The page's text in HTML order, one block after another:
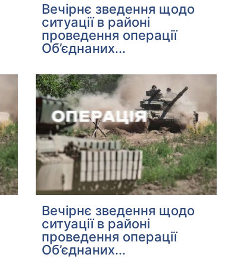
Вечірнє зведення щодо
ситуації в районі
проведення операції
Об’єднаних...
Вечірнє зведення щодо
ситуації в районі
проведення операції
Об’єднаних...